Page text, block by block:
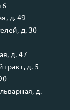
д. 49
д. 30
д. 47
д. 5
д.